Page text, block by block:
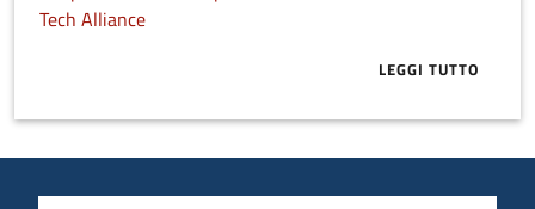
Tech Alliance
LEGGI TUTTO
ABOUT VC